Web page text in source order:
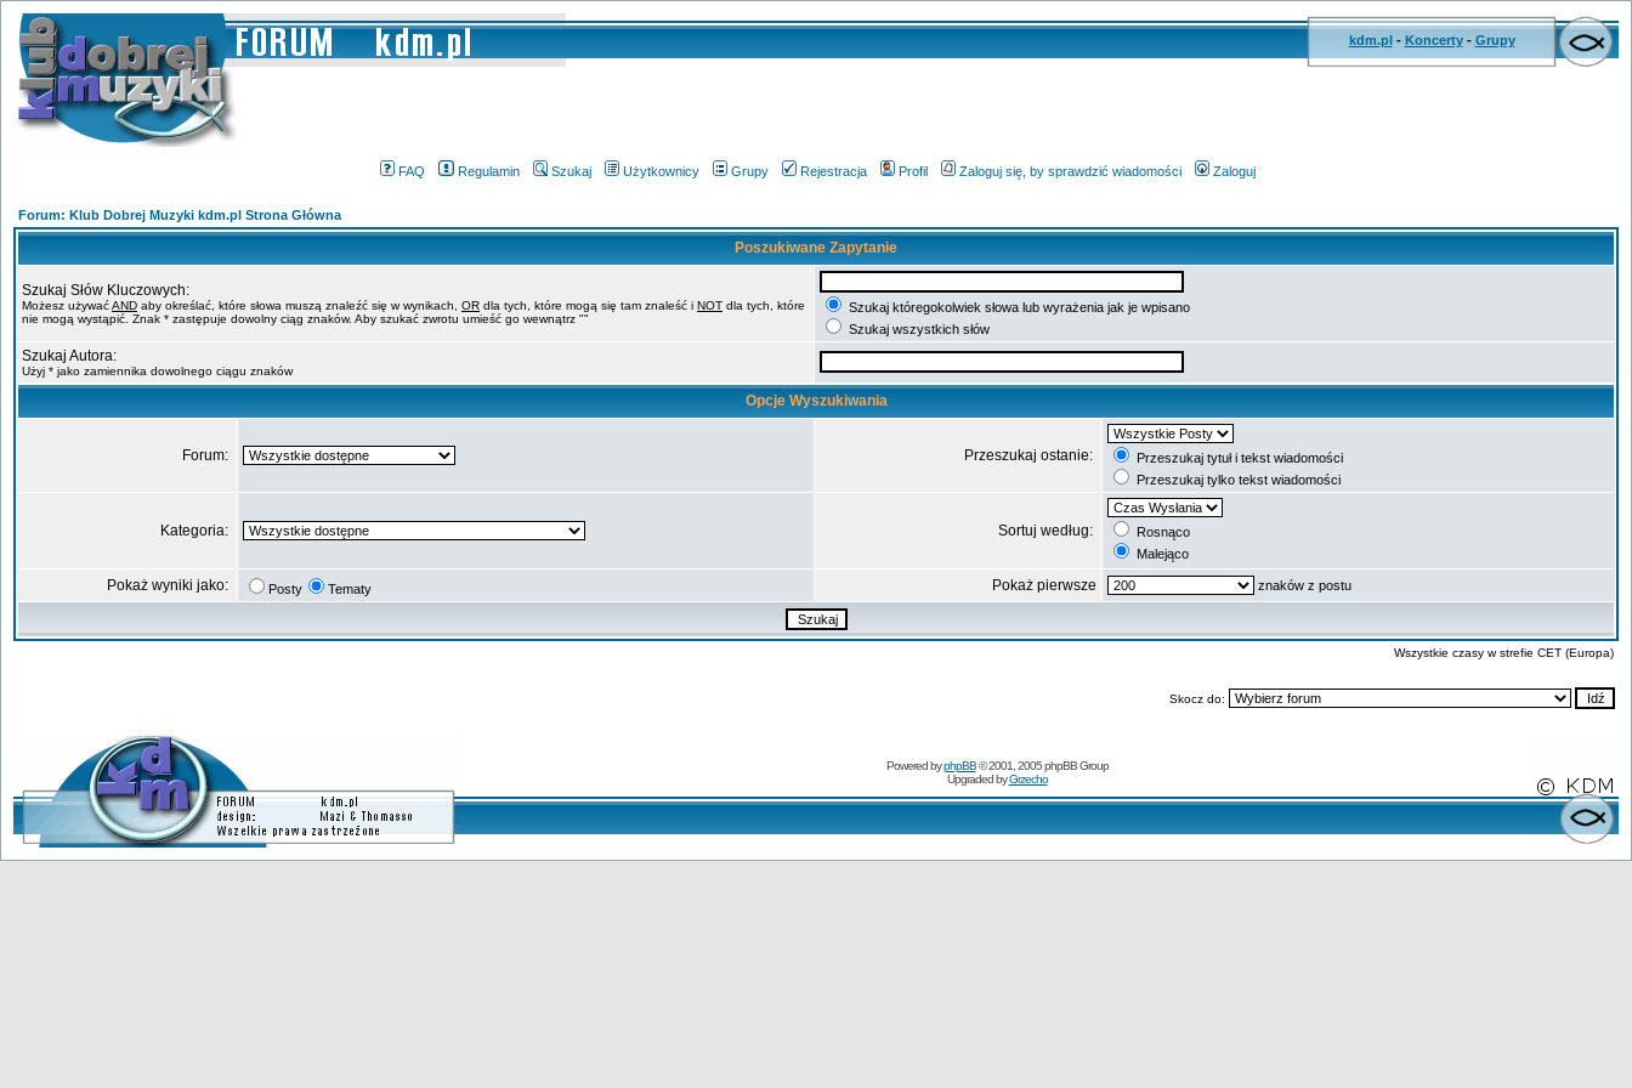
kdm.pl- Koncerty- Grupy
FAQ Regulamin Szukaj Użytkownicy Grupy Rejestracja Profil Zaloguj się, by sprawdzić wiadomości Zaloguj
Forum: Klub Dobrej Muzyki kdm.pl Strona Główna
Poszukiwane Zapytanie
Szukaj Słów Kluczowych:
Możesz używaćAND aby określać, które słowa muszą znaleźć się w wynikach, OR dla tych, które mogą się tam znaleść i NOT dla tych, które
nie mogą wystąpić. Znak * zastępuje dowolny ciąg znaków. Aby szukać zwrotu umieść go wewnątrz ""
Szukaj któregokolwiek słowa lub wyrażenia jak je wpisano
Szukaj wszystkich słów
Szukaj Autora:
Użyj * jako zamiennika dowolnego ciągu znaków
Opcje Wyszukiwania
Forum: Przeszukaj ostanie:
Przeszukaj tytuł i tekst wiadomości
Przeszukaj tylko tekst wiadomości
Kategoria: Sortuj według:
Rosnąco
Malejąco
Pokaż wyniki jako: Posty Tematy Pokaż pierwsze znaków z postu
Wszystkie czasy w strefie CET (Europa)
Skocz do:
Powered byphpBB© 2001, 2005 phpBB Group
Upgraded byGrzecho